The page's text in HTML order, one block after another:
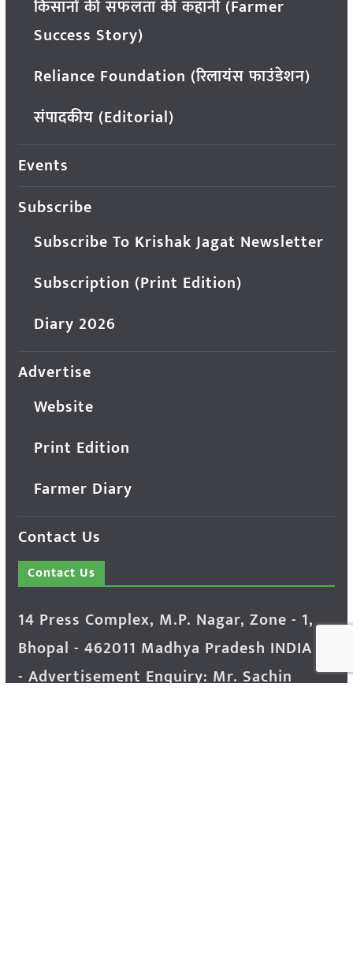
किसानों की सफलता की कहानी (Farmer
Success Story)
Reliance Foundation (रिलायंस फाउंडेशन)
संपादकीय (Editorial)
Events
Subscribe
Subscribe To Krishak Jagat Newsletter
Subscription (Print Edition)
Diary 2026
Advertise
Website
Print Edition
Farmer Diary
Contact Us
Contact Us
14 Press Complex, M.P. Nagar, Zone - 1,
Bhopal - 462011 Madhya Pradesh INDIA ---
- Advertisement Enquiry: Mr. Sachin